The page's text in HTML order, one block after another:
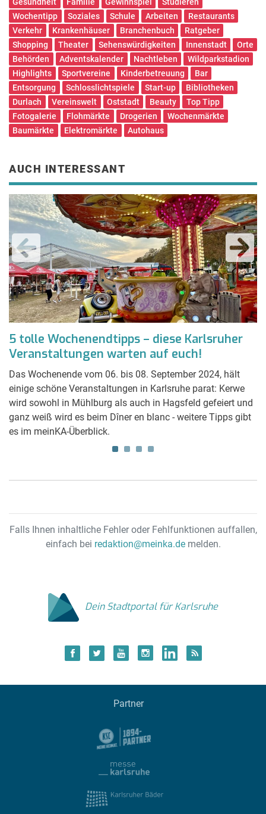
Wochentipp
Soziales Schule Arbeiten
Restaurants
Verkehr
Krankenhäuser Branchenbuch
Ratgeber
Shopping
Theater Sehenswürdigkeiten Innenstadt
Orte
Behörden
Adventskalender Nachtleben
Wildparkstadion
Highlights
Sportvereine Kinderbetreuung
Bar
Entsorgung
Schlosslichtspiele Start-up
Bibliotheken
Durlach
Vereinswelt Oststadt Beauty
Top Tipp
Fotogalerie
Flohmärkte Drogerien
Wochenmärkte
Baumärkte
Elektromärkte Autohaus
AUCH INTERESSANT
5 tolle Wochenendtipps – diese Karlsruher
Veranstaltungen warten auf euch!
Das Wochenende vom 06. bis 08. September 2024, hält
einige schöne Veranstaltungen in Karlsruhe parat: Kerwe
wird sowohl in Mühlburg als auch in Hagsfeld gefeiert und
ganz weiß wird es beim Dîner en blanc - weitere Tipps gibt
es im meinKA-Überblick.
Falls Ihnen inhaltliche Fehler oder Fehlfunktionen auffallen,
einfach bei redaktion@meinka.demelden.
Dein Stadtportal für Karlsruhe
Partner